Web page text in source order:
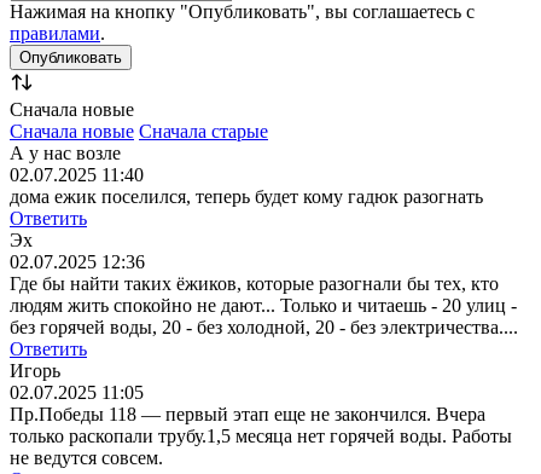
Нажимая на кнопку "Опубликовать", вы соглашаетесь с
правилами.
Сначала новые
Сначала новые Сначала старые
А у нас возле
02.07.2025 11:40
дома ежик поселился, теперь будет кому гадюк разогнать
Ответить
Эх
02.07.2025 12:36
Где бы найти таких ёжиков, которые разогнали бы тех, кто
людям жить спокойно не дают... Только и читаешь - 20 улиц -
без горячей воды, 20 - без холодной, 20 - без электричества....
Ответить
Игорь
02.07.2025 11:05
Пр.Победы 118 — первый этап еще не закончился. Вчера
только раскопали трубу.1,5 месяца нет горячей воды. Работы
не ведутся совсем.